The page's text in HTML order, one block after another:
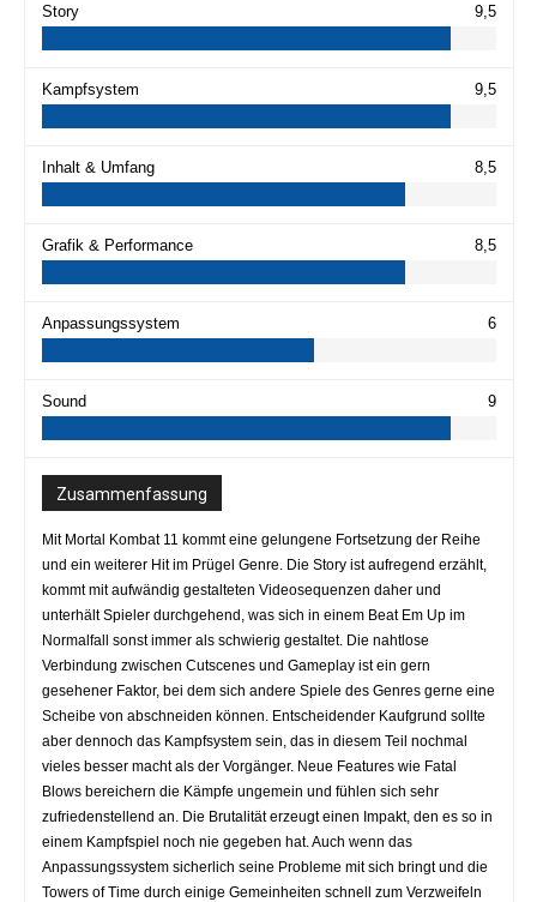
Story 9,5
Kampfsystem 9,5
Inhalt & Umfang 8,5
Grafik & Performance 8,5
Anpassungssystem 6
Sound 9
Zusammenfassung
Mit Mortal Kombat 11 kommt eine gelungene Fortsetzung der Reihe
und ein weiterer Hit im Prügel Genre. Die Story ist aufregend erzählt,
kommt mit aufwändig gestalteten Videosequenzen daher und
unterhält Spieler durchgehend, was sich in einem Beat Em Up im
Normalfall sonst immer als schwierig gestaltet. Die nahtlose
Verbindung zwischen Cutscenes und Gameplay ist ein gern
gesehener Faktor, bei dem sich andere Spiele des Genres gerne eine
Scheibe von abschneiden können. Entscheidender Kaufgrund sollte
aber dennoch das Kampfsystem sein, das in diesem Teil nochmal
vieles besser macht als der Vorgänger. Neue Features wie Fatal
Blows bereichern die Kämpfe ungemein und fühlen sich sehr
zufriedenstellend an. Die Brutalität erzeugt einen Impakt, den es so in
einem Kampfspiel noch nie gegeben hat. Auch wenn das
Anpassungssystem sicherlich seine Probleme mit sich bringt und die
Towers of Time durch einige Gemeinheiten schnell zum Verzweifeln